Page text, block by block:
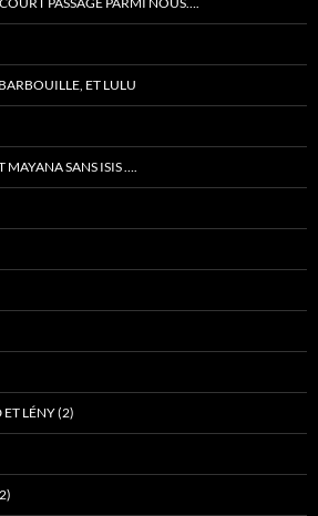
ET LULU
MAYANA SANS ISIS ….
ET LÉNY (2)